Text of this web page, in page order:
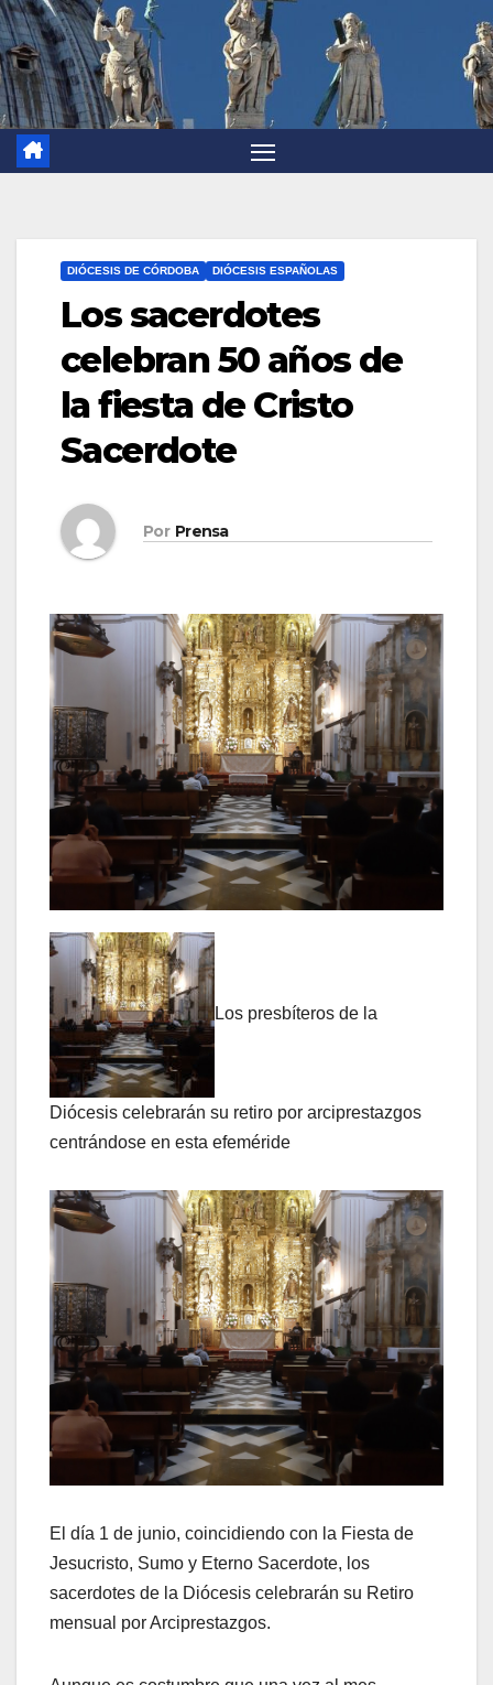
DIÓCESIS DE CÓRDOBA DIÓCESIS ESPAÑOLAS
Los sacerdotes
celebran 50 años de
la fiesta de Cristo
Sacerdote
Por Prensa
Los presbíteros de la
Diócesis celebrarán su retiro por arciprestazgos
centrándose en esta efeméride
El día 1 de junio, coincidiendo con la Fiesta de
Jesucristo, Sumo y Eterno Sacerdote, los
sacerdotes de la Diócesis celebrarán su Retiro
mensual por Arciprestazgos.